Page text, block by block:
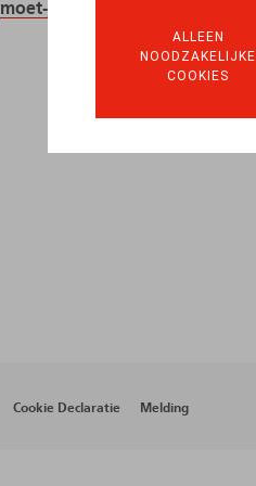
ALLEEN
NOODZAKELIJKE
COOKIES
moet-je-kennen/
Cookie Declaratie Melding